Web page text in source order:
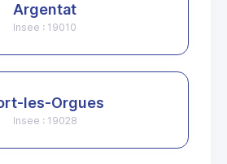
Argentat
Insee : 19010
les-Orgues
Insee : 19028